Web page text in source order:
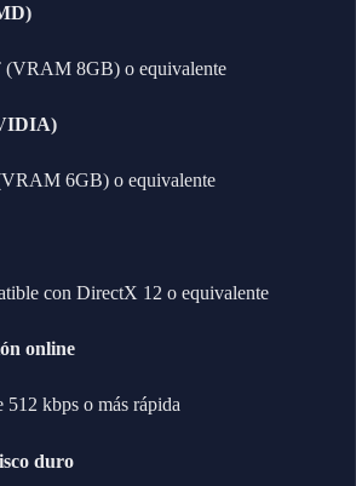
8GB) o equivalente
6GB) o equivalente
con DirectX 12 o equivalente
online
512 kbps o más rápida
duro